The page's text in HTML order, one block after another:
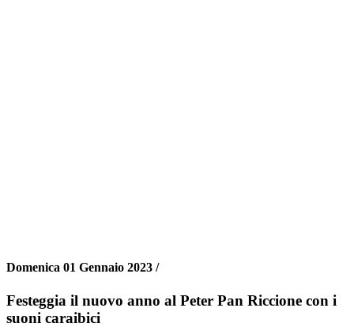
Domenica 01 Gennaio 2023 /
Festeggia il nuovo anno al Peter Pan Riccione con i
suoni caraibici